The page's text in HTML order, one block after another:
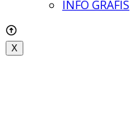
INFO GRAFIS
X